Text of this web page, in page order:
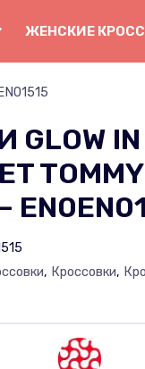
ЖЕНСКИЕ
IN
, Кроссовки,